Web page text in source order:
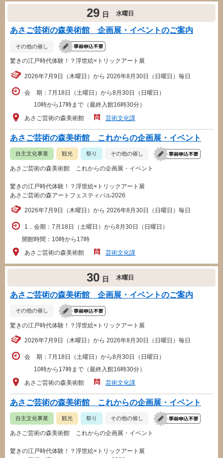
29 日 水曜日
あさご芸術の森美術館 企画展・イベントのご案内
その他の催し
驚きの江戸時代体験！？浮世絵×トリックアート展
2026年7月9日（木曜日）から 2026年8月30日（日曜日）毎日
会 期：7月18日（土曜日）から8月30日（日曜日）
10時から17時まで（最終入館16時30分）
あさご芸術の森美術館
芸術文化課
あさご芸術の森美術館 これからの企画展・イベント
自主文化事業 観光 祭り その他の催し
あさご芸術の森美術館 これからの企画展・イベント
驚きの江戸時代体験！？浮世絵×トリックアート展
あさご芸術の森アートフェスティバル2026
2026年7月9日（木曜日）から 2026年8月30日（日曜日）毎日
1．会期：7月18日（土曜日）から8月30日（日曜日）
開館時間：10時から17時
あさご芸術の森美術館
芸術文化課
30 日 木曜日
あさご芸術の森美術館 企画展・イベントのご案内
その他の催し
驚きの江戸時代体験！？浮世絵×トリックアート展
2026年7月9日（木曜日）から 2026年8月30日（日曜日）毎日
会 期：7月18日（土曜日）から8月30日（日曜日）
10時から17時まで（最終入館16時30分）
あさご芸術の森美術館
芸術文化課
あさご芸術の森美術館 これからの企画展・イベント
自主文化事業 観光 祭り その他の催し
あさご芸術の森美術館 これからの企画展・イベント
驚きの江戸時代体験！？浮世絵×トリックアート展